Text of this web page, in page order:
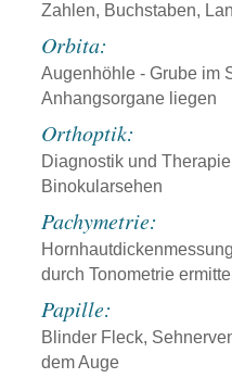
Zahlen, Buchstaben,
Orbita:
Augenhöhle - Grube im
Anhangsorgane liegen
Orthoptik:
Diagnostik und
Binokularsehen
Pachymetrie:
durch Tonometrie
Papille:
Blinder Fleck,
dem Auge